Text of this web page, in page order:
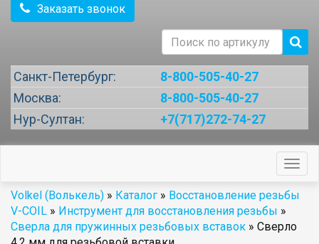
Заказать звонок
Санкт-Петербург:
8-800-505-40-27
Москва:
8-800-505-40-27
Нур-Султан:
+7(717)272-74-27
Volkel (Волькель) » Каталог » Восстановление резьбы
V-COIL » Инструмент для восстановления резьбы »
Сверла для пружинных резьбовых вставок » Сверло